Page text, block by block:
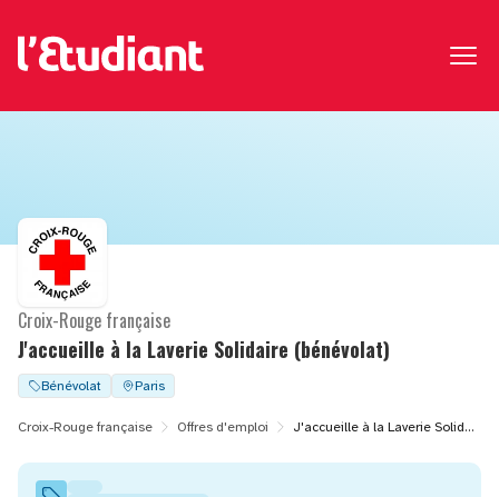
J'accueille à la Laverie Solidaire (bénévolat)
Croix-Rouge française
Bénévolat Paris
Croix-Rouge française Offres d'emploi J'accueille à la Laverie Solidaire (bénévolat)